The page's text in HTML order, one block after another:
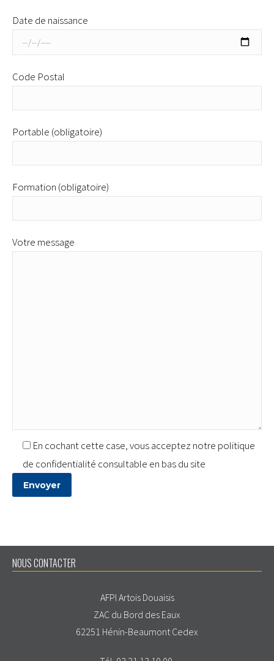
Date de naissance
Code Postal
Portable (obligatoire)
Formation (obligatoire)
Votre message
En cochant cette case, vous acceptez notre politique
de confidentialité consultable en bas du site
NOUS CONTACTER
AFPI Artois Douaisis
ZAC du Bord des Eaux
62251 Hénin-Beaumont Cedex